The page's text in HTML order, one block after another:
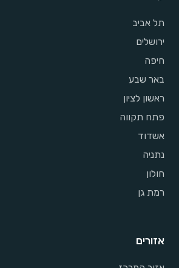
תל אביב
ירושלים
חיפה
באר שבע
ראשון לציון
פתח תקווה
אשדוד
נתניה
חולון
רמת גן
אזורים